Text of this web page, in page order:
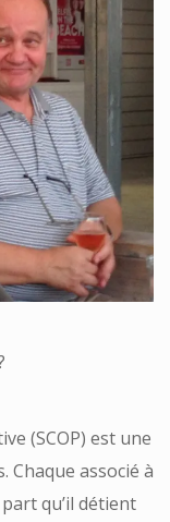
(SCOP) est une
Chaque associé à
qu’il détient